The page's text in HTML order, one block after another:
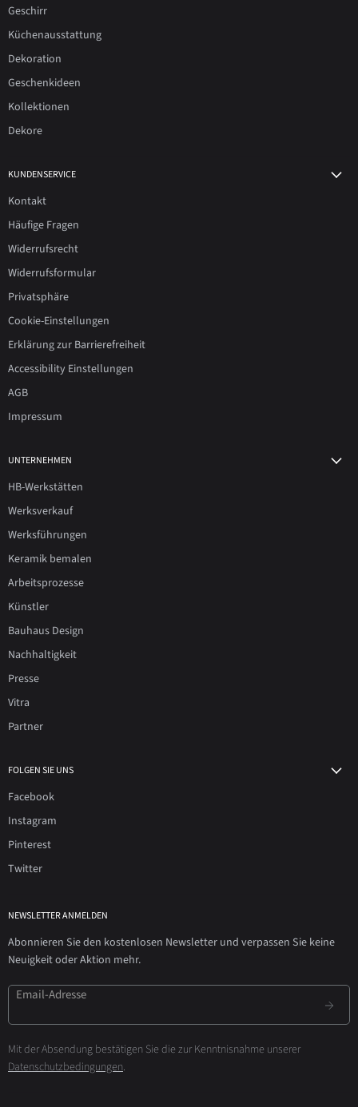
Geschirr
Küchenausstattung
Dekoration
Geschenkideen
Kollektionen
Dekore
KUNDENSERVICE
Kontakt
Häufige Fragen
Widerrufsrecht
Widerrufsformular
Privatsphäre
Cookie-Einstellungen
Erklärung zur Barrierefreiheit
Accessibility Einstellungen
AGB
Impressum
UNTERNEHMEN
HB-Werkstätten
Werksverkauf
Werksführungen
Keramik bemalen
Arbeitsprozesse
Künstler
Bauhaus Design
Nachhaltigkeit
Presse
Vitra
Partner
FOLGEN SIE UNS
Facebook
Instagram
Pinterest
Twitter
NEWSLETTER ANMELDEN
Abonnieren Sie den kostenlosen Newsletter und verpassen Sie keine
Neuigkeit oder Aktion mehr.
Email-Adresse
Mit der Absendung bestätigen Sie die zur Kenntnisnahme unserer
Datenschutzbedingungen.